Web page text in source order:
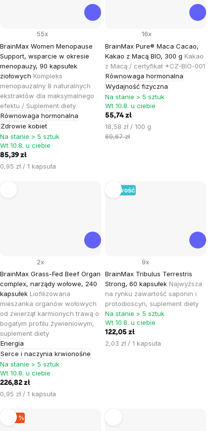
BrainMax Women Menopause
Support, wsparcie w okresie
menopauzy, 90 kapsułek
ziołowych Kompleks
menopauzalny 8 naturalnych
ekstraktów dla maksymalnego
efektu / Suplement diety
Równowaga hormonalna
Zdrowie kobiet
55x
Na stanie > 5 sztuk
Wt 10.8. u ciebie
85,39 zł
Cena
0,95 zł / 1 kapsuła
BrainMax Pure® Maca Cacao,
Kakao z Macą BIO, 300 g Kakao
z Macą / certyfikat *CZ-BIO-001
Równowaga hormonalna
Wydajność fizyczna
16x
Na stanie > 5 sztuk
Wt 10.8. u ciebie
55,74 zł
Cena
jednostkowa:
18,58 zł / 100 g
69,67 zł
BrainMax Grass-Fed Beef Organ
complex, narządy wołowe, 240
kapsułek Liofilizowana
mieszanka organów wołowych
od zwierząt karmionych trawą o
bogatym profilu żywieniowym,
suplement diety
Energia
Serce i naczynia krwionośne
2x
Na stanie > 5 sztuk
Wt 10.8. u ciebie
226,82 zł
Cena
0,95 zł / 1 kapsuła
Nowość
BrainMax Tribulus Terrestris
Strong, 60 kapsułek Najwyższa
na rynku zawartość saponin i
protodioscyn, suplement diety
9x
Na stanie > 5 sztuk
Wt 10.8. u ciebie
122,05 zł
Cena
2,03 zł / 1 kapsuła
–20 %